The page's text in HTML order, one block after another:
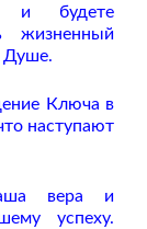
и будете
жизненный
Душе.
Ключа в
наступают
вера и
успеху.